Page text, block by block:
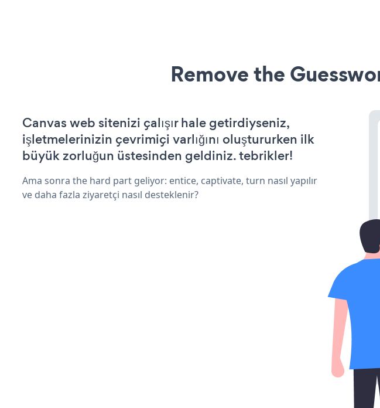
Remove the
Canvas web sitenizi çalışır hale getirdiyseniz,
işletmelerinizin çevrimiçi varlığını oluştururken ilk
büyük zorluğun üstesinden geldiniz. tebrikler!
Ama sonra the hard part geliyor: entice, captivate, turn nasıl yapılır
ve daha fazla ziyaretçi nasıl desteklenir?